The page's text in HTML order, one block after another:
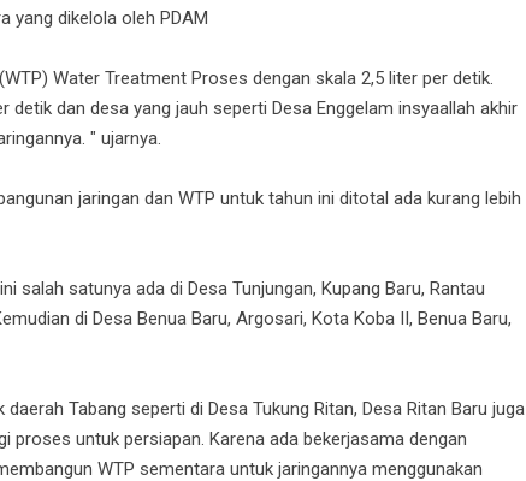
yang dikelola oleh PDAM
Water Treatment Proses dengan skala 2,5 liter per detik.
dan desa yang jauh seperti Desa Enggelam insyaallah akhir
" ujarnya.
jaringan dan WTP untuk tahun ini ditotal ada kurang lebih
salah satunya ada di Desa Tunjungan, Kupang Baru, Rantau
di Desa Benua Baru, Argosari, Kota Koba II, Benua Baru,
Tabang seperti di Desa Tukung Ritan, Desa Ritan Baru juga
proses untuk persiapan. Karena ada bekerjasama dengan
WTP sementara untuk jaringannya menggunakan